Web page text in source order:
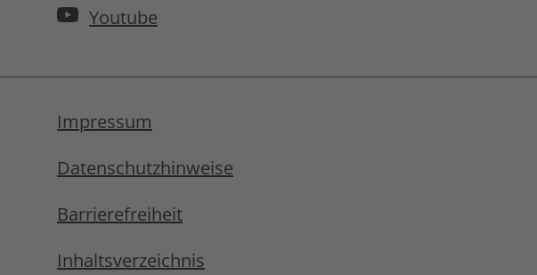
Youtube
Impressum
Datenschutzhinweise
Barrierefreiheit
Inhaltsverzeichnis